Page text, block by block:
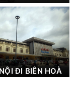
ĐI BIÊN HOÀ